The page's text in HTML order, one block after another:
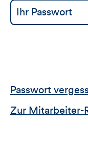
Passwort
Zur Mitarbeiter-